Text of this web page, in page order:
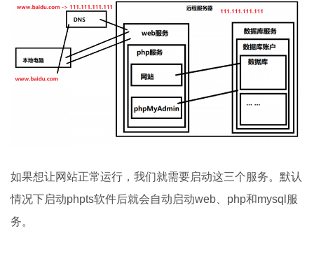
如果想让网站正常运行，我们就需要启动这三个服务。默认
情况下启动phpts软件后就会自动启动web、php和mysql服
务。